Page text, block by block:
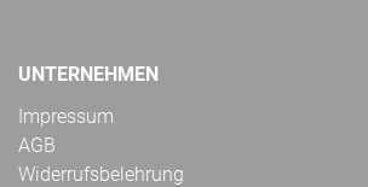
UNTERNEHMEN
Impressum
AGB
Widerrufsbelehrung